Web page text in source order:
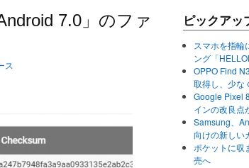
7.0」のファ
ス
ピックアッ
スマホを指輪
ング「
OPPO Find
取得し、少な
Google Pixel
インの改良点
Samsung、
向けの新しい
ポケットに収
売へ